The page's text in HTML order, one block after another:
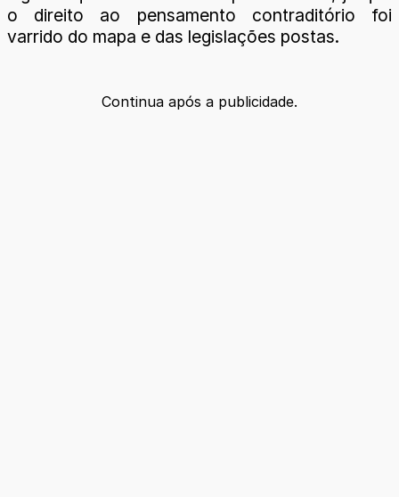
o direito ao pensamento contraditório foi
varrido do mapa e das legislações postas.
Continua após a publicidade.